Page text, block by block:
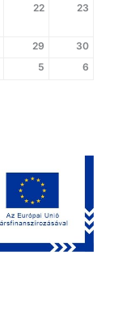
22 23
29
30
5 6